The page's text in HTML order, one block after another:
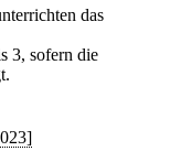
das
3, sofern die